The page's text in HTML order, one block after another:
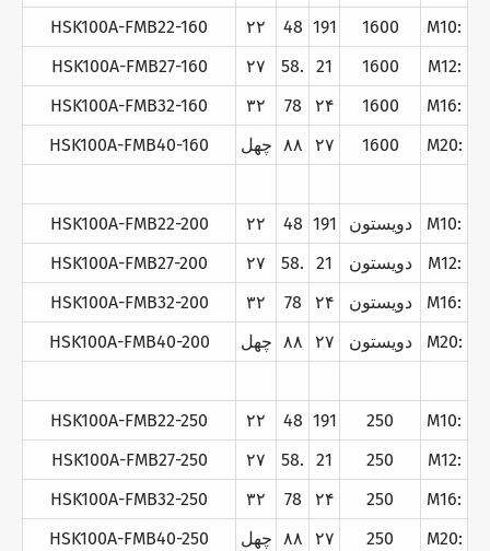
HSK100A-FMB22-160 ۲۲ 48 191 1600
M10:
HSK100A-FMB27-160
۲۷ 58. 21 1600
M12:
HSK100A-FMB32-160
۳۲ 78 ۲۴ 1600
M16:
HSK100A-FMB40-160
چهل ۸۸ ۲۷ 1600 M20:
HSK100A-FMB22-200 ۲۲ 48 191 دویستون
M10:
HSK100A-FMB27-200
۲۷ 58. 21 دویستون
M12:
HSK100A-FMB32-200
۳۲ 78 ۲۴ دویستون
M16:
HSK100A-FMB40-200
چهل ۸۸ ۲۷ دویستون M20:
HSK100A-FMB22-250 ۲۲ 48 191 250
M10:
HSK100A-FMB27-250
۲۷ 58. 21 250
M12:
HSK100A-FMB32-250
۳۲ 78 ۲۴ 250
M16:
HSK100A-FMB40-250
چهل ۸۸ ۲۷ 250 M20: